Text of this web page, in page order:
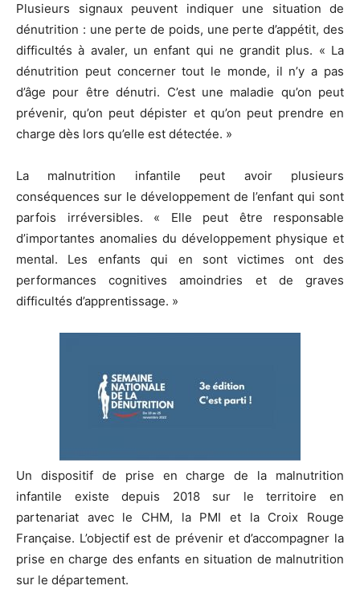
Plusieurs signaux peuvent indiquer une situation de
dénutrition : une perte de poids, une perte d’appétit, des
difficultés à avaler, un enfant qui ne grandit plus. « La
dénutrition peut concerner tout le monde, il n’y a pas
d’âge pour être dénutri. C’est une maladie qu’on peut
prévenir, qu’on peut dépister et qu’on peut prendre en
charge dès lors qu’elle est détectée. »
La malnutrition infantile peut avoir plusieurs
conséquences sur le développement de l’enfant qui sont
parfois irréversibles. « Elle peut être responsable
d’importantes anomalies du développement physique et
mental. Les enfants qui en sont victimes ont des
performances cognitives amoindries et de graves
difficultés d’apprentissage. »
Un dispositif de prise en charge de la malnutrition
infantile existe depuis 2018 sur le territoire en
partenariat avec le CHM, la PMI et la Croix Rouge
Française. L’objectif est de prévenir et d’accompagner la
prise en charge des enfants en situation de malnutrition
sur le département.